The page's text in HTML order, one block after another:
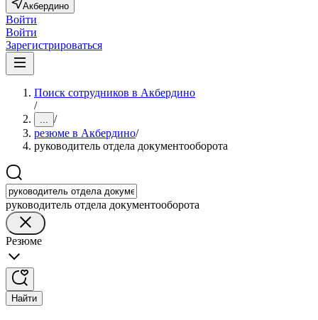
Акбердино
Войти
Войти
Зарегистрироваться
Поиск сотрудников в Акбердино
/
... /
резюме в Акбердино/
руководитель отдела документооборота
руководитель отдела документооборота
Резюме
Найти